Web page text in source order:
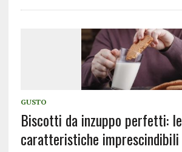
GUSTO
Biscotti da inzuppo perfetti: le
caratteristiche imprescindibili